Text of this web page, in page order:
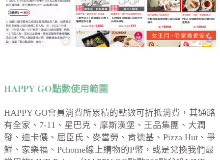
HAPPY GO點數使用範圍
HAPPY GO會員消費所累積的點數可折抵消費，其通路
有全家、7-11、星巴克、摩斯漢堡、王品集團、大潤
發、迪卡儂、屈臣氏、麥當勞、肯德基、Pizza Hut、爭
鮮、家樂福、Pchome線上購物的P幣，或是兌換我們最